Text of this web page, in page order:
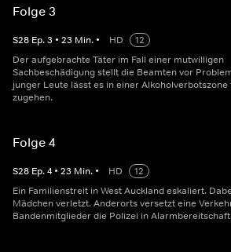
Folge 3
S28 Ep.3 • 23 Min. • HD
12
Der aufgebrachte Täter im Fall einer mutwilligen
Sachbeschädigung stellt die Beamten vor
junger Leute lässt es in einer
zugehen.
Folge 4
S28 Ep.4 • 23 Min. • HD
12
Ein Familienstreit in West Auckland eskaliert.
Mädchen verletzt. Anderorts versetzt eine
Bandenmitglieder die Polizei in